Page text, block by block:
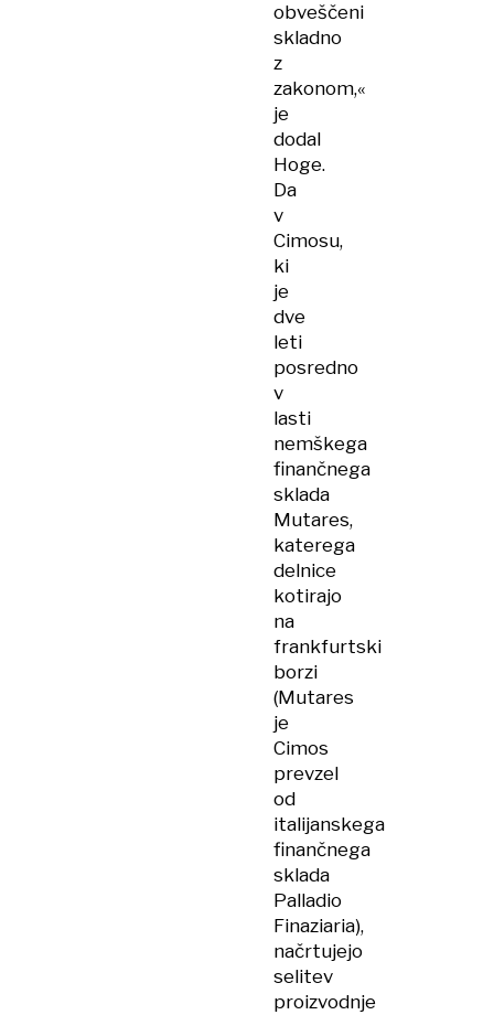
obveščeni
skladno
z
zakonom,«
je
dodal
Hoge.
Da
v
Cimosu,
ki
je
dve
leti
posredno
v
lasti
nemškega
finančnega
sklada
Mutares,
katerega
delnice
kotirajo
na
frankfurtski
borzi
(Mutares
je
Cimos
prevzel
od
italijanskega
finančnega
sklada
Palladio
Finaziaria),
načrtujejo
selitev
proizvodnje